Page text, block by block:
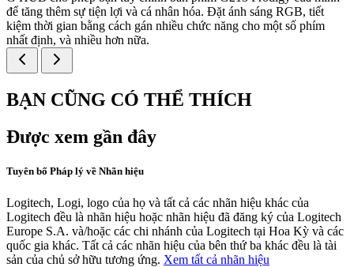
để tăng thêm sự tiện lợi và cá nhân hóa. Đặt ánh sáng RGB, tiết
kiệm thời gian bằng cách gán nhiều chức năng cho một số phím
nhất định, và nhiều hơn nữa.
BẠN CŨNG CÓ THỂ THÍCH
Được xem gần đây
Tuyên bố Pháp lý về Nhãn hiệu
Logitech, Logi, logo của họ và tất cả các nhãn hiệu khác của
Logitech đều là nhãn hiệu hoặc nhãn hiệu đã đăng ký của Logitech
Europe S.A. và/hoặc các chi nhánh của Logitech tại Hoa Kỳ và các
quốc gia khác. Tất cả các nhãn hiệu của bên thứ ba khác đều là tài
sản của chủ sở hữu tương ứng. Xem tất cả nhãn hiệu